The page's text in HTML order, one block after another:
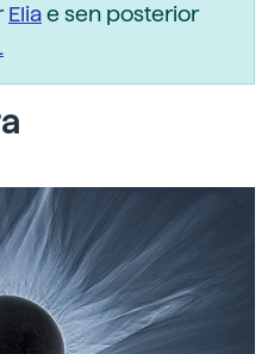
Eliae sen posterior